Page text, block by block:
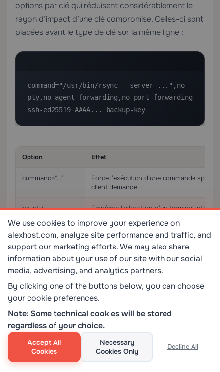
options par clé qui réduisent considérablement le
rayon d’impact d’une clé compromise. Celles-ci sont
placées avant le type de clé sur la même ligne :
command="/usr/bin/rsync --server ...",no-
pty,no-agent-forwarding,no-port-forwarding
ssh-ed25519 AAAA... backup-key
Option Effet
`command="…"`
Force l’exécution d’une commande
client demande
`no-pty` Empêche l’allocation d’un terminal
`from="203.0.113.0/
24"`
Restreint l’utilisation de la clé aux
spécifique
`no-port-
forwarding`
Bloque le tunneling TCP via cette clé
`expiry-
time="20251231"`
La clé cesse automatiquement de
(OpenSSH 8.2+)
Ces options sont particulièrement précieuses pour
les clés de déploiement sur desserveurs dédiésoù
une seule clé CI/CD compromise ne devrait pas
We use cookies to improve your experience on
alexhost.com, analyze site performance and traffic, and
support our marketing efforts. We may also share
information about your use of our site with our social
media, advertising, and analytics partners.
By clicking one of the buttons below, you can choose
your cookie preferences.
Note: Some technical cookies will be stored
regardless of your choice.
Accept All
Cookies
Necessary
Cookies Only
Decline All